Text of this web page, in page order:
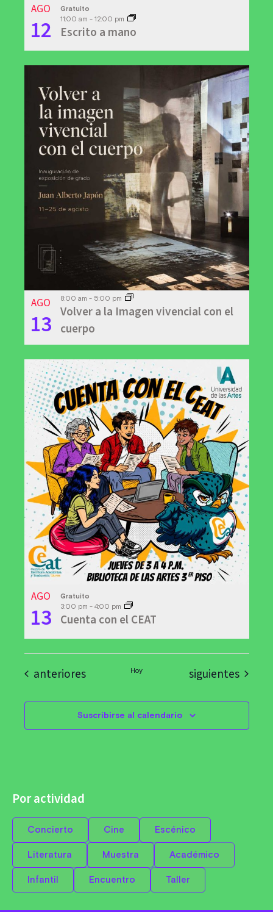
AGO
12 11:00 am - 12:00 pm
Escrito a mano
Gratuito
AGO
13
8:00 am - 5:00 pm
Volver a la Imagen vivencial con el
cuerpo
AGO
13 3:00 pm - 4:00 pm
Cuenta con el CEAT
Gratuito
Eventos
anteriores Hoy Eventos
siguientes
Suscribirse al calendario
Por actividad
Concierto Cine Escénico
Literatura Muestra Académico
Infantil Encuentro Taller